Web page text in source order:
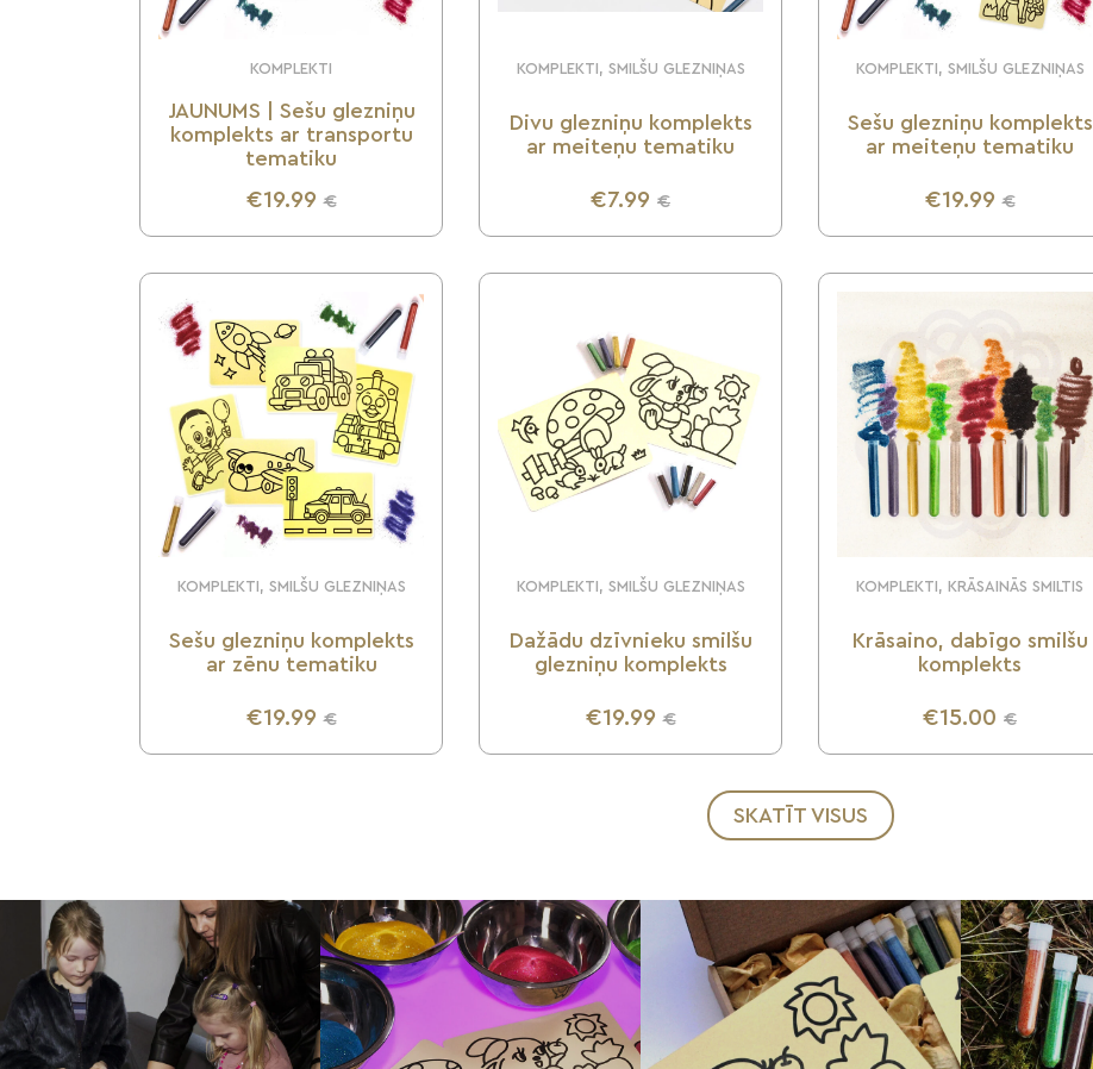
KOMPLEKTI
JAUNUMS | Sešu glezniņu
komplekts ar transportu
tematiku
€19.99 €
UZZINI VAIRĀK
KOMPLEKTI, SMILŠU GLEZNIŅAS
Divu glezniņu komplekts
ar meiteņu tematiku
€7.99 €
UZZINI VAIRĀK
KOMPLEKTI, SMILŠU GLEZNIŅAS
Sešu glezniņu komplekts
ar meiteņu tematiku
€19.99 €
UZZINI VAIRĀK
KOMPLEKTI, SMILŠU GLEZNIŅAS
Sešu glezniņu komplekts
ar zēnu tematiku
€19.99 €
UZZINI VAIRĀK
KOMPLEKTI, SMILŠU GLEZNIŅAS
Dažādu dzīvnieku smilšu
glezniņu komplekts
€19.99 €
UZZINI VAIRĀK
KOMPLEKTI, KRĀSAINĀS SMILTIS
Krāsaino, dabīgo smilšu
komplekts
€15.00 €
UZZINI VAIRĀK
SKATĪT VISUS